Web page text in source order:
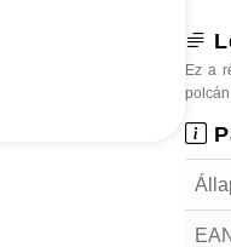
Ez a
polcán